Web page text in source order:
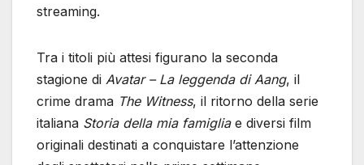
streaming.
Tra i titoli più attesi figurano la seconda
stagione di Avatar – La leggenda di Aang, il
crime drama The Witness, il ritorno della serie
italiana Storia della mia famigliae diversi film
originali destinati a conquistare l’attenzione